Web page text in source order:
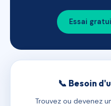
Essai
📞 Besoin
Trouvez ou devenez